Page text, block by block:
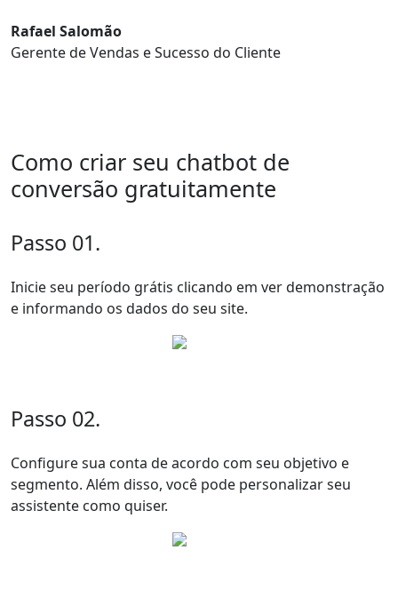
Rafael Salomão
Gerente de Vendas e Sucesso do Cliente
Como criar seu chatbot de
conversão gratuitamente
Passo 01.
Inicie seu período grátis clicando em ver demonstração
e informando os dados do seu site.
Passo 02.
Configure sua conta de acordo com seu objetivo e
segmento. Além disso, você pode personalizar seu
assistente como quiser.